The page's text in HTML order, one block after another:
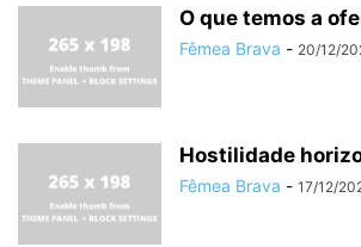
O que temos a
Fêmea Brava - 20/12/
Hostilidade
Fêmea Brava - 17/12/